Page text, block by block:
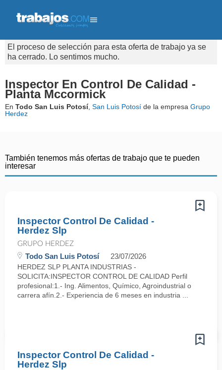
El proceso de selección para esta oferta de trabajo ya se
ha cerrado. Lo sentimos mucho.
Inspector En Control De Calidad -
Planta Mccormick
En Todo San Luis Potosí, San Luis Potosí de la empresa Grupo
Herdez
También tenemos más ofertas de trabajo que te pueden
interesar
Inspector Control De Calidad -
Herdez Slp
GRUPO HERDEZ
Todo San Luis Potosí 23/07/2026
HERDEZ SLP PLANTA INDUSTRIAS -
SOLICITA:INSPECTOR CONTROL DE CALIDAD Perfil
profesional:1.- Ing. Alimentos, Químico, Agroindustrial o
carrera afín.2.- Experiencia de 6 meses en industria ...
Inspector Control De Calidad -
Herdez Slp